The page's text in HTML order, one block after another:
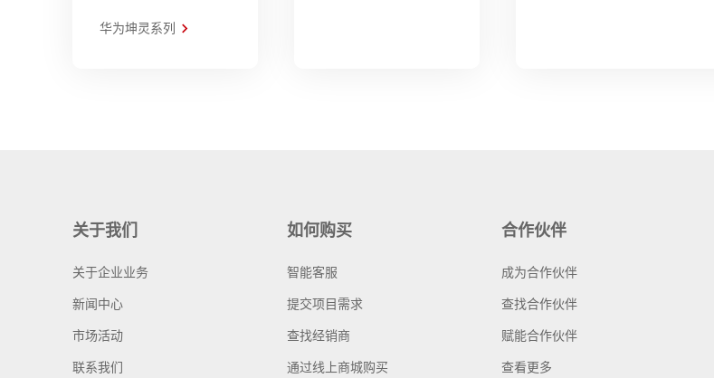
华为坤灵系列
关于我们
关于企业业务
新闻中心
市场活动
联系我们
如何购买
智能客服
提交项目需求
查找经销商
通过线上商城购买
合作伙伴
成为合作伙伴
查找合作伙伴
赋能合作伙伴
查看更多